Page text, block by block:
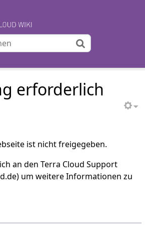
erforderlich
ist nicht freigegeben.
an den Terra Cloud Support
um weitere Informationen zu